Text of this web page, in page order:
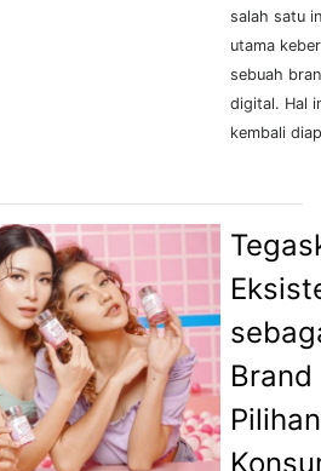
salah satu
utama
sebuah
digital. Hal
kembali
Brand
Pilihan